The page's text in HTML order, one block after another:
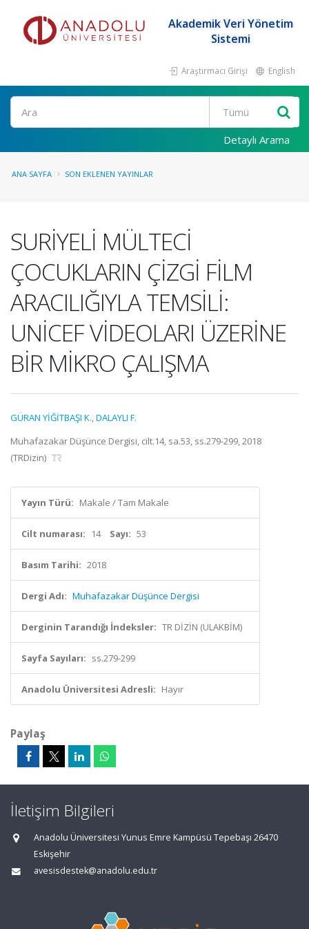
Akademik Veri Yönetim
Sistemi
Araştırmacı Girişi English
Ara
Detaylı Arama
ANA SAYFA SON EKLENEN YAYINLAR
SURİYELİ MÜLTECİ
ÇOCUKLARIN ÇİZGİ FİLM
ARACILIĞIYLA TEMSİLİ:
UNİCEF VİDEOLARI ÜZERİNE
BİR MİKRO ÇALIŞMA
GÜRAN YİĞİTBAŞI K.,DALAYLI F.
Muhafazakar Düşünce Dergisi, cilt.14, sa.53, ss.279-299, 2018
(TRDizin)
Yayın Türü: Makale / Tam Makale
Cilt numarası: 14 Sayı: 53
Basım Tarihi: 2018
Dergi Adı: Muhafazakar Düşünce Dergisi
Derginin Tarandığı İndeksler: TR DİZİN (ULAKBİM)
Sayfa Sayıları: ss.279-299
Anadolu Üniversitesi Adresli: Hayır
Paylaş
İletişim Bilgileri
Anadolu Üniversitesi Yunus Emre Kampüsü Tepebaşı 26470
Eskişehir
avesisdestek@anadolu.edu.tr